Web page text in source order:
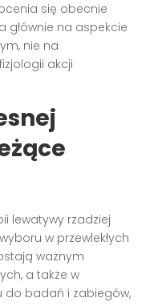
się obecnie
głównie na aspekcie
nie na
akcji
lewatywy rzadziej
w przewlekłych
ważnym
a także w
badań i zabiegów,